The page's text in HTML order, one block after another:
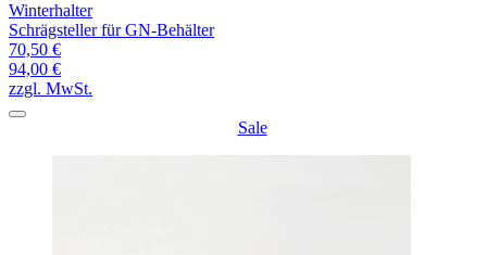
Winterhalter
Schrägsteller für GN-Behälter
70,50 €
94,00 €
zzgl. MwSt.
Sale